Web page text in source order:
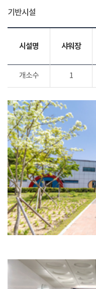
기반시설
시설명 샤워장
개소수 1